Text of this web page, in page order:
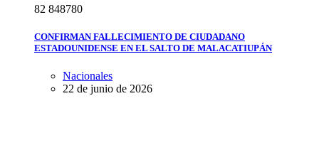
82 848780
CONFIRMAN FALLECIMIENTO DE CIUDADANO
ESTADOUNIDENSE EN EL SALTO DE MALACATIUPÁN
Nacionales
22 de junio de 2026